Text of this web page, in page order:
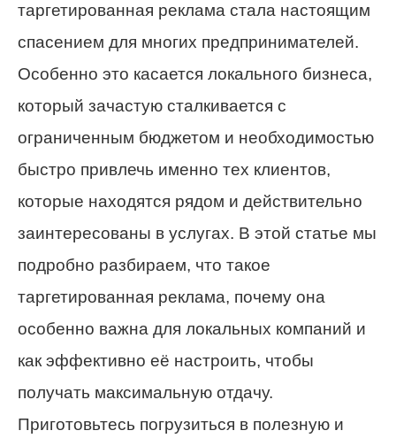
таргетированная реклама стала настоящим
спасением для многих предпринимателей.
Особенно это касается локального бизнеса,
который зачастую сталкивается с
ограниченным бюджетом и необходимостью
быстро привлечь именно тех клиентов,
которые находятся рядом и действительно
заинтересованы в услугах. В этой статье мы
подробно разбираем, что такое
таргетированная реклама, почему она
особенно важна для локальных компаний и
как эффективно её настроить, чтобы
получать максимальную отдачу.
Приготовьтесь погрузиться в полезную и